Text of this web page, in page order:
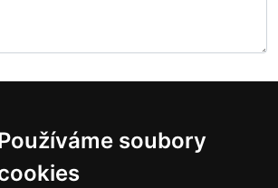
soubory